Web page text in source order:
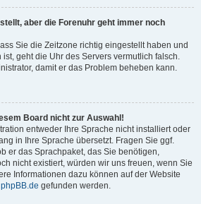
aber die Forenuhr geht immer noch
Sie die Zeitzone richtig eingestellt haben und
geht die Uhr des Servers vermutlich falsch.
damit er das Problem beheben kann.
Board nicht zur Auswahl!
entweder Ihre Sprache nicht installiert oder
in Ihre Sprache übersetzt. Fragen Sie ggf.
er das Sprachpaket, das Sie benötigen,
nicht existiert, würden wir uns freuen, wenn Sie
Informationen dazu können auf der Website
phpBB.de gefunden werden.